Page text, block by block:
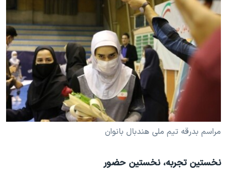
مراسم بدرقه تیم ملی هندبال بانوان
نخستین تجربه، نخستین حضور